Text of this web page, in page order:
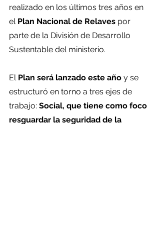
realizado en los últimos tres años en
el Plan Nacional de Relaves por
parte de la División de Desarrollo
Sustentable del ministerio.
El Plan será lanzado este año y se
estructuró en torno a tres ejes de
trabajo: Social, que tiene como foco
resguardar la seguridad de la